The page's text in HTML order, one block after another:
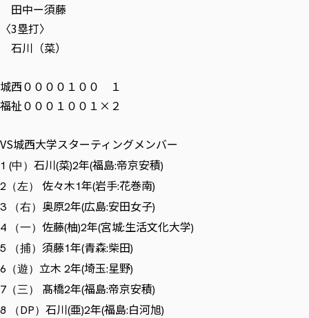
田中ー須藤
〈3塁打〉
石川（菜）
城西００００１００ １
福祉０００１００１×２
VS城西大学スターティングメンバー
1 (中） 石川(菜)2年(福島:帝京安積)
2（左） 佐々木1年(岩手:花巻南)
3 （右） 奥原2年(広島:安田女子)
4 （一） 佐藤(柚)2年(宮城:生活文化大学)
5 （捕） 須藤1年(青森:柴田)
6（遊） 立木 2年(埼玉:星野)
7（三） 髙橋2年(福島:帝京安積)
8 （DP） 石川(亜)2年(福島:白河旭)